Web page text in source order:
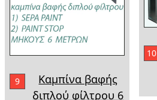
9
Καμπίνα βαφής
διπλού φίλτρου 6
10